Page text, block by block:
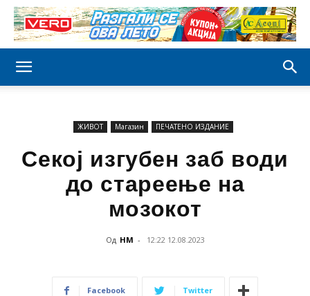
ЖИВОТ Магазин ПЕЧАТЕНО ИЗДАНИЕ
Секој изгубен заб води
до стареење на
мозокот
Од НМ - 12:22 12.08.2023
Facebook Twitter